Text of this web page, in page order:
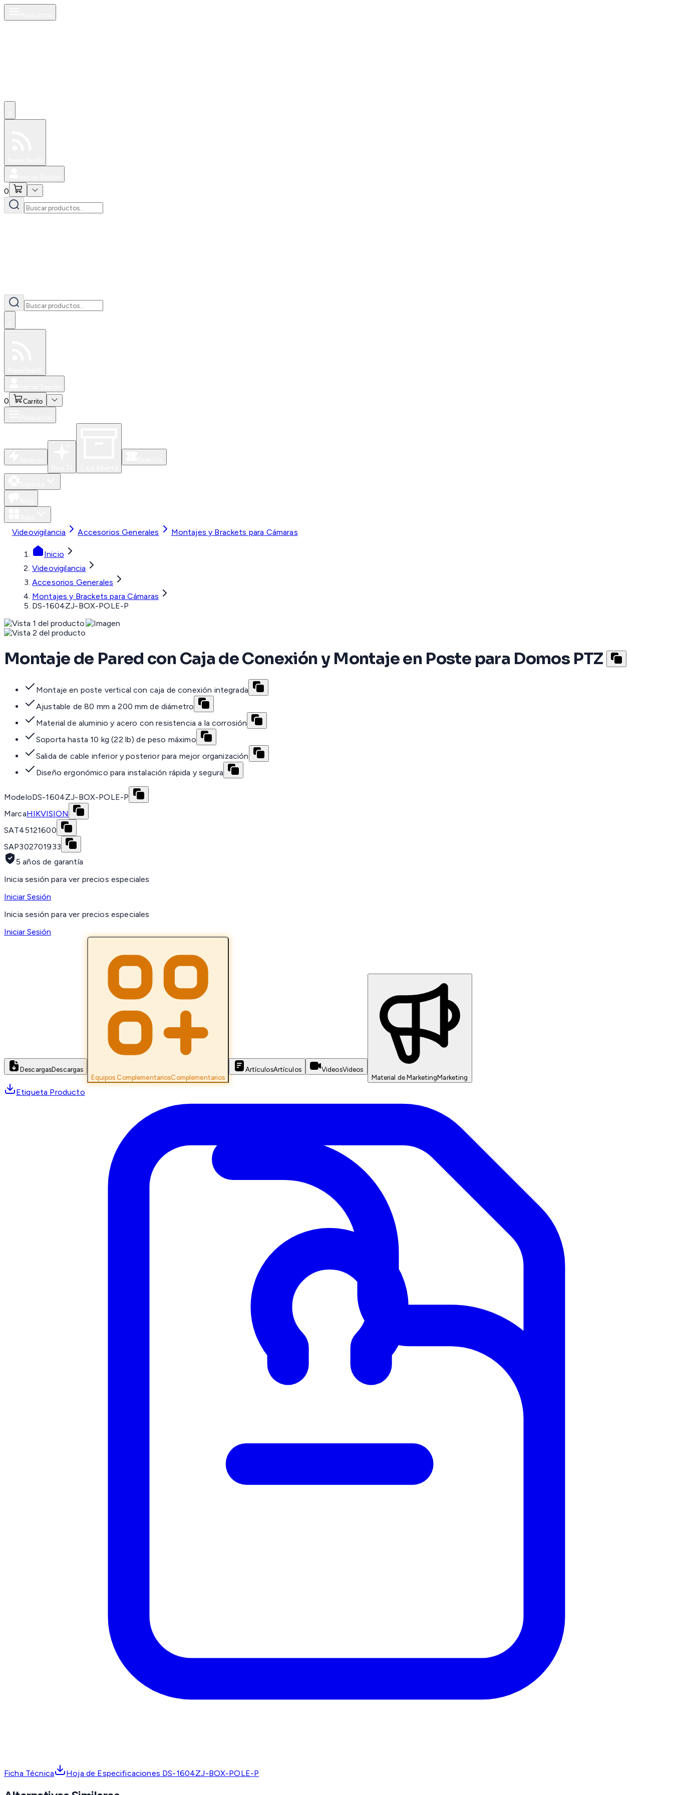
0
0 Carrito
Videovigilancia Accesorios Generales Montajes y Brackets para Cámaras
Inicio
Videovigilancia
Accesorios Generales
Montajes y Brackets para Cámaras
DS-1604ZJ-BOX-POLE-P
Montaje de Pared con Caja de Conexión y Montaje en Poste para Domos PTZ
Montaje en poste vertical con caja de conexión integrada
Ajustable de 80 mm a 200 mm de diámetro
Material de aluminio y acero con resistencia a la corrosión
Soporta hasta 10 kg (22 lb) de peso máximo
Salida de cable inferior y posterior para mejor organización
Diseño ergonómico para instalación rápida y segura
ModeloDS-1604ZJ-BOX-POLE-P
MarcaHIKVISION
SAT45121600
SAP302701933
5 años de garantía
Inicia sesión para ver precios especiales
Iniciar Sesión
Inicia sesión para ver precios especiales
Iniciar Sesión
DescargasDescargas
Equipos ComplementariosComplementarios
ArtículosArtículos VideosVideos
Material de MarketingMarketing
Etiqueta Producto
Ficha Técnica Hoja de Especificaciones DS-1604ZJ-BOX-POLE-P